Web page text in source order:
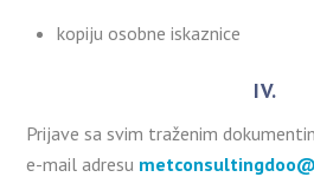
kopiju osobne iskaznice
IV.
Prijave sa svim traženim
e-mail adresu